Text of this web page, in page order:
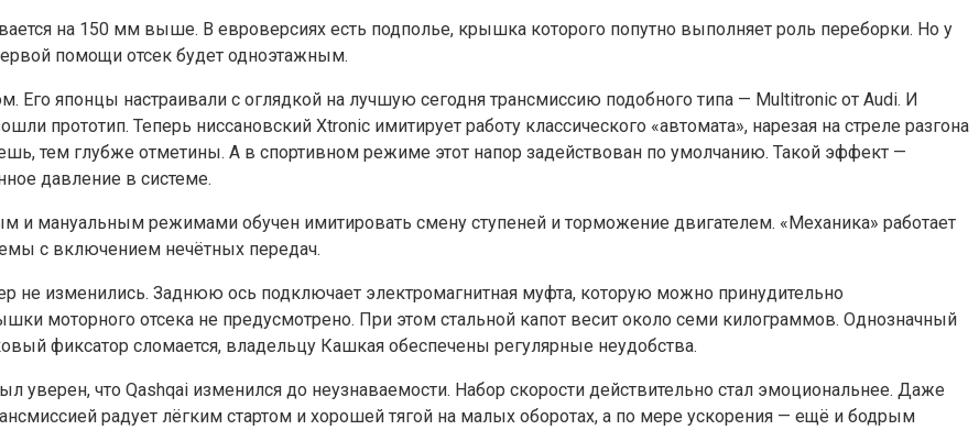
на 150 мм выше. В евроверсиях есть подполье, крышка которого попутно выполняет роль переборки. Но у
помощи отсек будет одноэтажным.
Его японцы настраивали с оглядкой на лучшую сегодня трансмиссию подобного типа — Multitronic от Audi. И
прототип. Теперь ниссановский Xtronic имитирует работу классического «автомата», нарезая на стреле разгона
тем глубже отметины. А в спортивном режиме этот напор задействован по умолчанию. Такой эффект —
давление в системе.
и мануальным режимами обучен имитировать смену ступеней и торможение двигателем. «Механика» работает
с включением нечётных передач.
не изменились. Заднюю ось подключает электромагнитная муфта, которую можно принудительно
моторного отсека не предусмотрено. При этом стальной капот весит около семи килограммов. Однозначный
фиксатор сломается, владельцу Кашкая обеспечены регулярные неудобства.
что Qashqai изменился до неузнаваемости. Набор скорости действительно стал эмоциональнее. Даже
радует лёгким стартом и хорошей тягой на малых оборотах, а по мере ускорения — ещё и бодрым